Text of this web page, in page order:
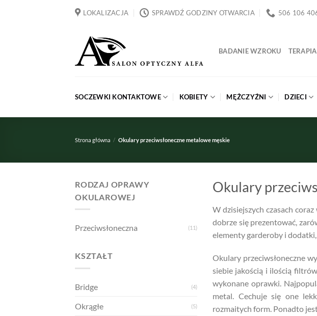
LOKALIZACJA SPRAWDŹ GODZINY OTWARCIA 506 106
BADANIE WZROKU
SOCZEWKI KONTAKTOWE KOBIETY MĘŻCZYŹNI DZIECI
Strona główna / Okulary przeciwsłoneczne metalowe męskie
RODZAJ OPRAWY
OKULAROWEJ
Przeciwsłoneczna (11)
KSZTAŁT
Bridge (4)
Okrągłe (5)
Okulary
W dzisiejszych czasach
dobrze się prezentować,
elementy garderoby i
Okulary przeciwsłoneczne
siebie jakością i ilością
wykonane oprawki.
metal. Cechuje się one
rozmaitych form. Ponadto